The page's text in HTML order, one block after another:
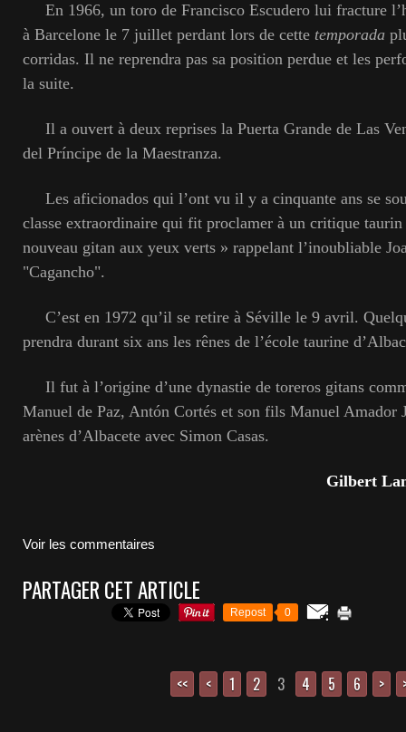
En 1966, un toro de Francisco Escudero lui fracture
à Barcelone le 7 juillet perdant lors de cette temporada
corridas. Il ne reprendra pas sa position perdue et les
la suite.
Il a ouvert à deux reprises la Puerta Grande de Las
del Príncipe de la Maestranza.
Les aficionados qui l’ont vu il y a cinquante ans se
classe extraordinaire qui fit proclamer à un critique
nouveau gitan aux yeux verts » rappelant l’inoubliable
"Cagancho".
C’est en 1972 qu’il se retire à Séville le 9 avril.
prendra durant six ans les rênes de l’école taurine
Il fut à l’origine d’une dynastie de toreros gitans
Manuel de Paz, Antón Cortés et son fils Manuel Amador
arènes d’Albacete avec Simon Casas.
Gilbert
Voir les commentaires
PARTAGER CET ARTICLE
Repost 0
<< < 1 2 3 4 5 6 >